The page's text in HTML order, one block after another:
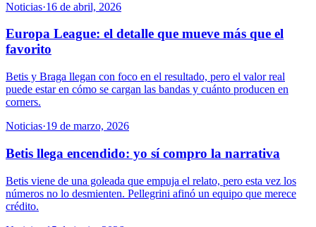
Noticias·16 de abril, 2026
Europa League: el detalle que mueve más que el
favorito
Betis y Braga llegan con foco en el resultado, pero el valor real
puede estar en cómo se cargan las bandas y cuánto producen en
corners.
Noticias·19 de marzo, 2026
Betis llega encendido: yo sí compro la narrativa
Betis viene de una goleada que empuja el relato, pero esta vez los
números no lo desmienten. Pellegrini afinó un equipo que merece
crédito.